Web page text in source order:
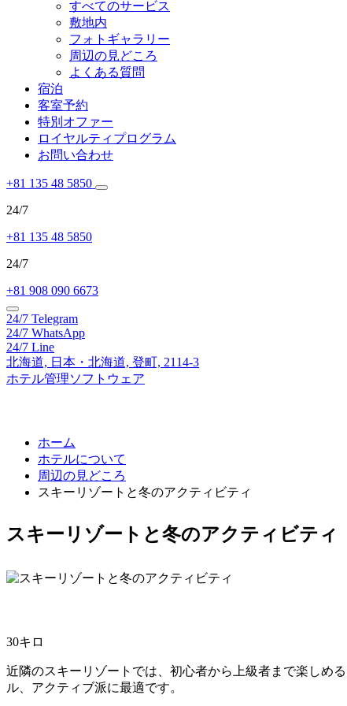
すべてのサービス
敷地内
フォトギャラリー
周辺の見どころ
よくある質問
宿泊
客室予約
特別オファー
ロイヤルティプログラム
お問い合わせ
+81 135 48 5850
24/7
+81 135 48 5850
24/7
+81 908 090 6673
24/7 Telegram
24/7 WhatsApp
24/7 Line
北海道, 日本・北海道, 登町, 2114-3
ホテル管理ソフトウェア
ホーム
ホテルについて
周辺の見どころ
スキーリゾートと冬のアクティビティ
スキーリゾートと冬のアクティビティ
30キロ
近隣のスキーリゾートでは、初心者から上級者まで楽しめ
ル、アクティブ派に最適です。